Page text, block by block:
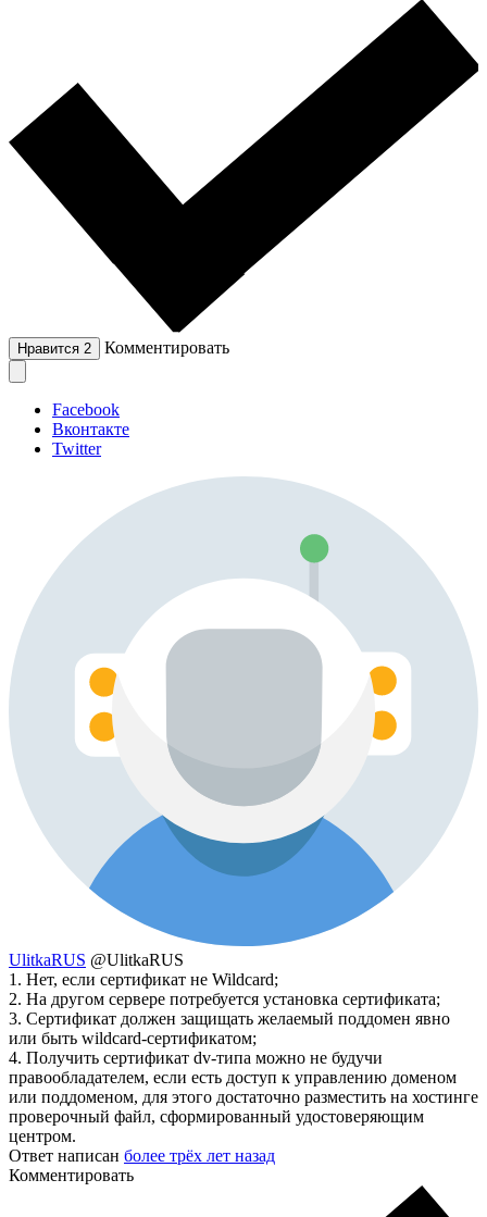
Нравится 2 Комментировать
Facebook
Вконтакте
Twitter
UlitkaRUS @UlitkaRUS
1. Нет, если сертификат не Wildcard;
2. На другом сервере потребуется установка сертификата;
3. Сертификат должен защищать желаемый поддомен явно
или быть wildcard-сертификатом;
4. Получить сертификат dv-типа можно не будучи
правообладателем, если есть доступ к управлению доменом
или поддоменом, для этого достаточно разместить на хостинге
проверочный файл, сформированный удостоверяющим
центром.
Ответ написан более трёх лет назад
Комментировать